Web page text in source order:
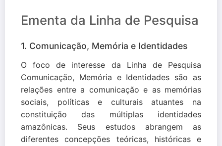
Ementa da Linha de Pesquisa
1. Comunicação, Memória e Identidades
O foco de interesse da Linha de Pesquisa
Comunicação, Memória e Identidades são as
relações entre a comunicação e as memórias
sociais, políticas e culturais atuantes na
constituição das múltiplas identidades
amazônicas. Seus estudos abrangem as
diferentes concepções teóricas, históricas e